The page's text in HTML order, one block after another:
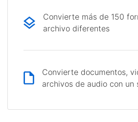
Convierte más de 150
archivo diferentes
Convierte documentos,
archivos de audio con un